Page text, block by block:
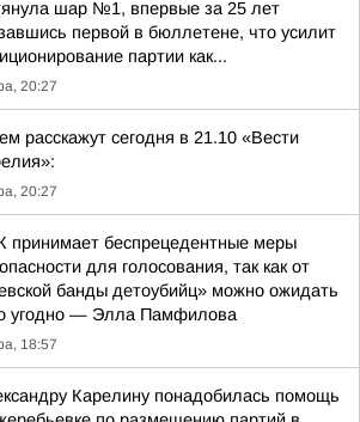
шар №1, впервые за 25 лет
первой в бюллетене, что усилит
партии как...
20:27
расскажут сегодня в 21.10 «Вести
20:27
принимает беспрецедентные меры
для голосования, так как от
банды детоубийц» можно ожидать
угодно — Элла Памфилова
18:57
Карелину понадобилась помощь